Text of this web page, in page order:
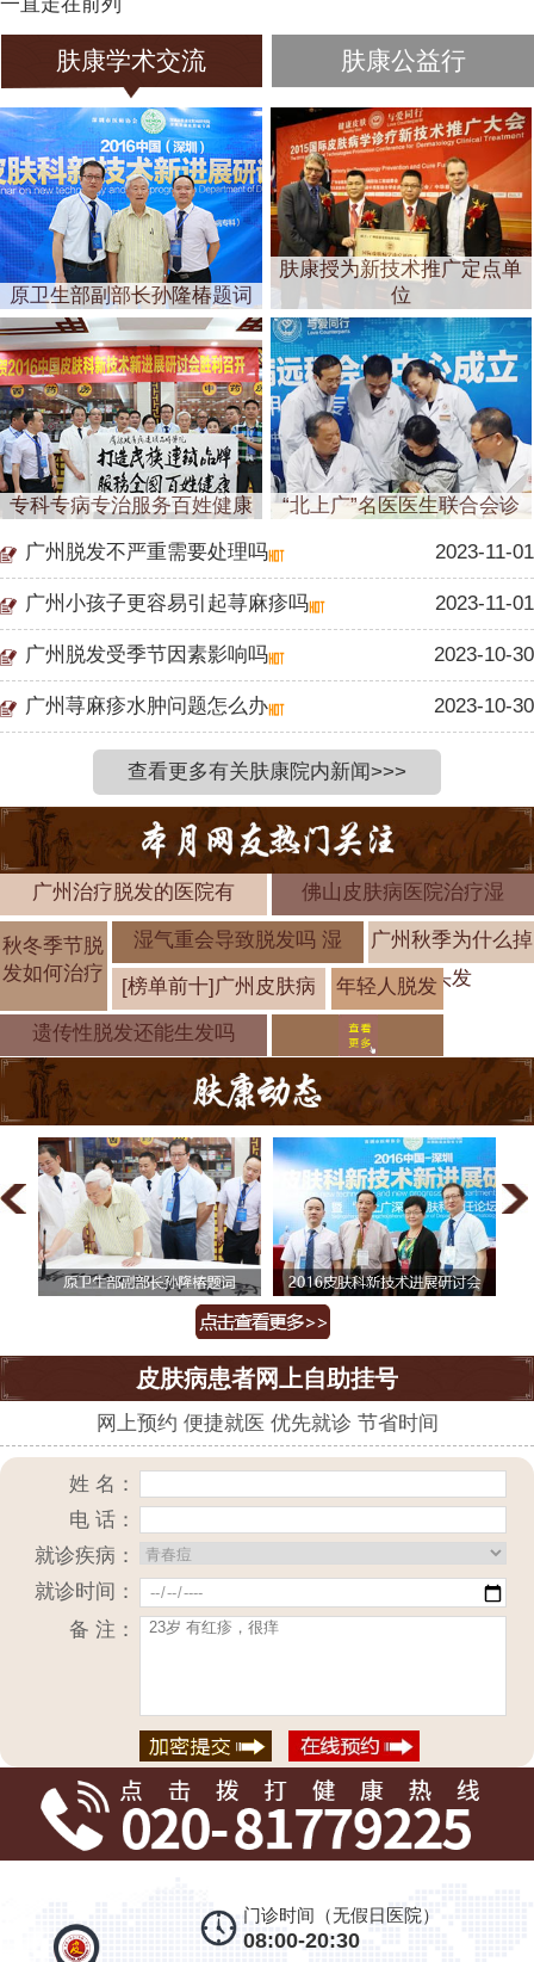
肤康学术交流 肤康公益行
原卫生部副部长孙隆椿题词
肤康授为新技术推广定点单
位
专科专病专治服务百姓健康 “北上广”名医医生联合会诊
广州脱发不严重需要处理吗 2023-11-01
广州小孩子更容易引起荨麻疹吗 2023-11-01
广州脱发受季节因素影响吗 2023-10-30
广州荨麻疹水肿问题怎么办 2023-10-30
查看更多有关肤康院内新闻>>>
广州治疗脱发的医院有 佛山皮肤病医院治疗湿
秋冬季节脱
发如何治疗
湿气重会导致脱发吗 湿
广州秋季为什么掉
头发
[榜单前十]广州皮肤病
疗
年轻人脱发
怎么治疗青
遗传性脱发还能生发吗
皮肤病患者网上自助挂号
网上预约 便捷就医 优先就诊 节省时间
姓 名：
电 话：
就诊疾病：
就诊时间：
备 注：
门诊时间（无假日医院）
08:00-20:30